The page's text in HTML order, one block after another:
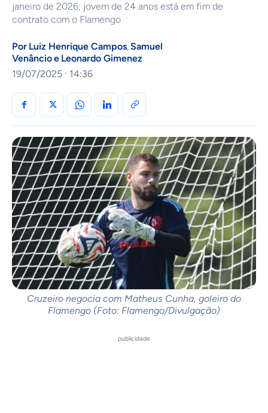
janeiro de 2026; jovem de 24 anos está em fim de
contrato com o Flamengo
Por Luiz Henrique Campos Samuel
Venâncioe Leonardo Gimenez
19/07/2025 · 14:36
Cruzeiro negocia com Matheus Cunha, goleiro do
Flamengo (Foto: Flamengo/Divulgação)
publicidade